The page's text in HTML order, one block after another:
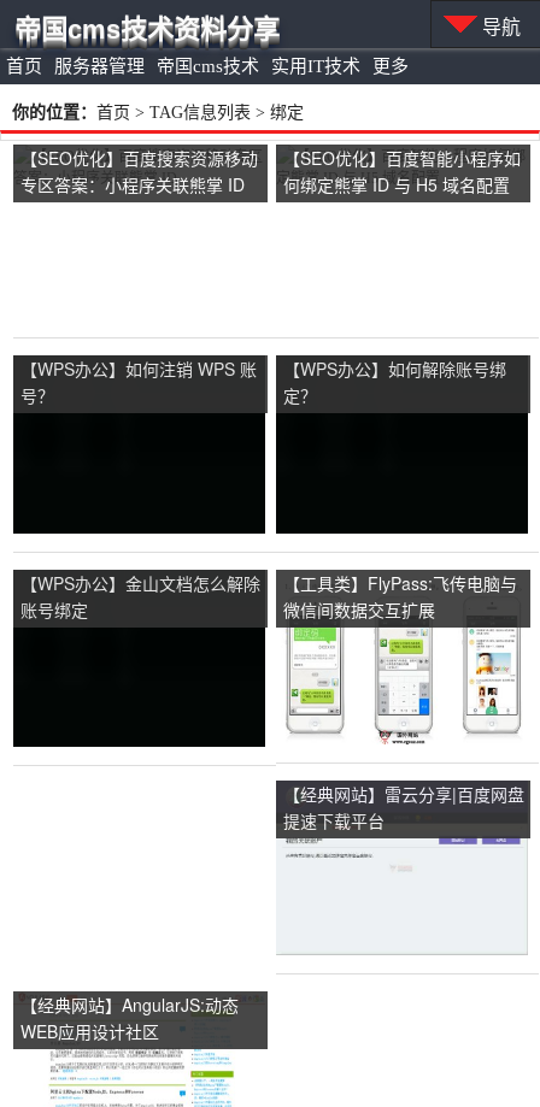
首页 服务器管理 帝国cms技术 实用IT技术 更多
帝国cms技术资料分享 导航
你的位置： 首页 > TAG信息列表 > 绑定
【SEO优化】百度搜索资源移动
专区答案：小程序关联熊掌 ID
【SEO优化】百度智能小程序如
何绑定熊掌 ID 与 H5 域名配置
【WPS办公】如何注销 WPS 账
号？
【WPS办公】如何解除账号绑
定？
【WPS办公】金山文档怎么解除
账号绑定
【工具类】FlyPass:飞传电脑与
微信间数据交互扩展
【经典网站】雷云分享|百度网盘
提速下载平台
【经典网站】AngularJS:动态
WEB应用设计社区